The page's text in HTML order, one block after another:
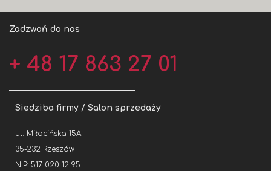
Zadzwoń do nas
+ 48 17 863 27 01
Siedziba firmy / Salon sprzedaży
ul. Miłocińska 15A
35-232 Rzeszów
NIP: 517 020 12 95